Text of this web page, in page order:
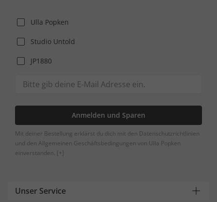
Ulla Popken
Studio Untold
JP1880
Anmelden und Sparen
Mit deiner Bestellung erklärst du dich mit den Datenschutzrichtlinien
und den Allgemeinen Geschäftsbedingungen von Ulla Popken
einverstanden. [+]
Unser Service